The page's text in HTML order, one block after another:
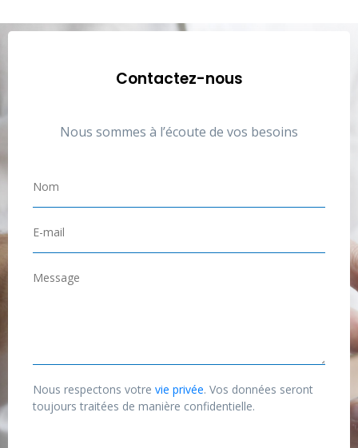
Contactez-nous
Nous sommes à l’écoute de vos besoins
N
o
m
*
E
-
m
*
M
a
g
e
Nous respectons votre vie privée. Vos données seront
toujours traitées de manière confidentielle.